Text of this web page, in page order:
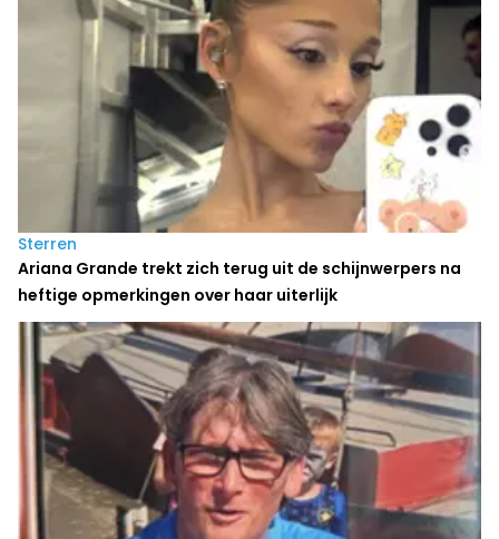
Sterren
Ariana Grande trekt zich terug uit de schijnwerpers na
heftige opmerkingen over haar uiterlijk